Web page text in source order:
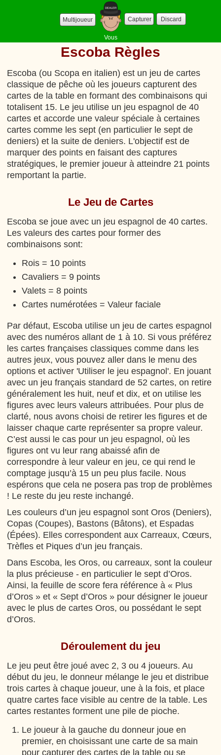
Vous
Capturer Discard
Multijoueur
Escoba Règles
Escoba (ou Scopa en italien) est un jeu de cartes
classique de pêche où les joueurs capturent des
cartes de la table en formant des combinaisons qui
totalisent 15. Le jeu utilise un jeu espagnol de 40
cartes et accorde une valeur spéciale à certaines
cartes comme les sept (en particulier le sept de
deniers) et la suite de deniers. L'objectif est de
marquer des points en faisant des captures
stratégiques, le premier joueur à atteindre 21 points
remportant la partie.
Le Jeu de Cartes
Escoba se joue avec un jeu espagnol de 40 cartes.
Les valeurs des cartes pour former des
combinaisons sont:
Rois = 10 points
Cavaliers = 9 points
Valets = 8 points
Cartes numérotées = Valeur faciale
Par défaut, Escoba utilise un jeu de cartes espagnol
avec des numéros allant de 1 à 10. Si vous préférez
les cartes françaises classiques comme dans les
autres jeux, vous pouvez aller dans le menu des
options et activer 'Utiliser le jeu espagnol'. En jouant
avec un jeu français standard de 52 cartes, on retire
généralement les huit, neuf et dix, et on utilise les
figures avec leurs valeurs attribuées. Pour plus de
clarté, nous avons choisi de retirer les figures et de
laisser chaque carte représenter sa propre valeur.
C’est aussi le cas pour un jeu espagnol, où les
figures ont vu leur rang abaissé afin de
correspondre à leur valeur en jeu, ce qui rend le
comptage jusqu’à 15 un peu plus facile. Nous
espérons que cela ne posera pas trop de problèmes
! Le reste du jeu reste inchangé.
Les couleurs d’un jeu espagnol sont Oros (Deniers),
Copas (Coupes), Bastons (Bâtons), et Espadas
(Épées). Elles correspondent aux Carreaux, Cœurs,
Trèfles et Piques d’un jeu français.
Dans Escoba, les Oros, ou carreaux, sont la couleur
la plus précieuse - en particulier le sept d’Oros.
Ainsi, la feuille de score fera référence à « Plus
d’Oros » et « Sept d’Oros » pour désigner le joueur
avec le plus de cartes Oros, ou possédant le sept
d’Oros.
Déroulement du jeu
Le jeu peut être joué avec 2, 3 ou 4 joueurs. Au
début du jeu, le donneur mélange le jeu et distribue
trois cartes à chaque joueur, une à la fois, et place
quatre cartes face visible au centre de la table. Les
cartes restantes forment une pile de pioche.
Le joueur à la gauche du donneur joue en
premier, en choisissant une carte de sa main
pour capturer des cartes de la table ou se